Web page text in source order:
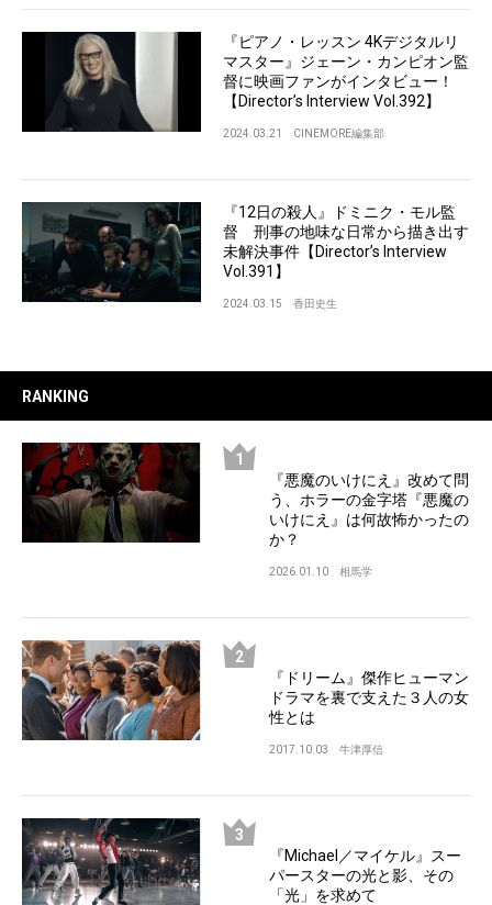
『ピアノ・レッスン 4Kデジタルリ
マスター』ジェーン・カンピオン監
督に映画ファンがインタビュー！
【Director’s Interview Vol.392】
2024.03.21 CINEMORE編集部
『12日の殺人』ドミニク・モル監
督 刑事の地味な日常から描き出す
未解決事件【Director’s Interview
Vol.391】
2024.03.15 香田史生
RANKING
『悪魔のいけにえ』改めて問
う、ホラーの金字塔『悪魔の
いけにえ』は何故怖かったの
か？
2026.01.10 相馬学
『ドリーム』傑作ヒューマン
ドラマを裏で支えた３人の女
性とは
2017.10.03 牛津厚信
『Michael／マイケル』スー
パースターの光と影、その
「光」を求めて